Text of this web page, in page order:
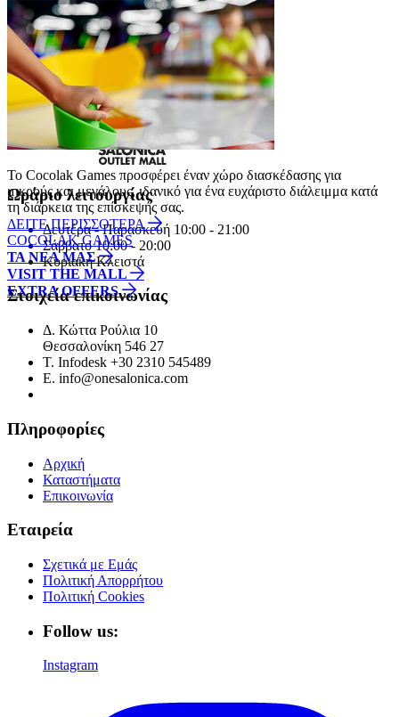
Το Cocolak Games προσφέρει έναν χώρο διασκέδασης για
μικρούς και μεγάλους, ιδανικό για ένα ευχάριστο διάλειμμα κατά
τη διάρκεια της επίσκεψής σας.
ΔΕΙΤΕ ΠΕΡΙΣΣΟΤΕΡΑ
COCOLAK GAMES
ΤΑ ΝΕΑ ΜΑΣ
VISIT THE MALL
EXTRA OFFERS
Συμφωνώ με τηνΠολιτική Απορρήτου.
ΕΓΓΡΑΦΗ
Ωράριο λειτουργίας
Δευτέρα - Παρασκευή 10:00 - 21:00
Σάββατο 10:00 - 20:00
Κυριακή Κλειστά
Στοιχεία επικοινωνίας
Δ. Κώττα Ρούλια 10
Θεσσαλονίκη 546 27
T. Infodesk +30 2310 545489
Ε. info@onesalonica.com
Πληροφορίες
Αρχική
Καταστήματα
Επικοινωνία
Εταιρεία
Σχετικά με Εμάς
Πολιτική Απορρήτου
Πολιτική Cookies
Follow us:
Instagram